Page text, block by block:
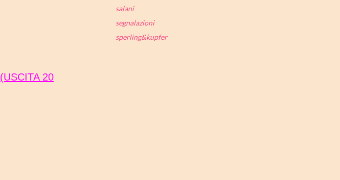
salani
segnalazioni
sperling&kupfer